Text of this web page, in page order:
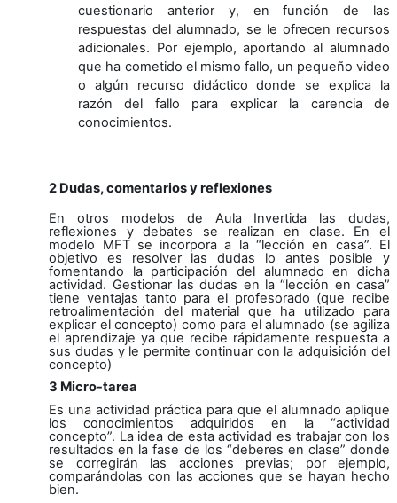
cuestionario anterior y, en función de las
respuestas del alumnado, se le ofrecen recursos
adicionales. Por ejemplo, aportando al alumnado
que ha cometido el mismo fallo, un pequeño video
o algún recurso didáctico donde se explica la
razón del fallo para explicar la carencia de
conocimientos.
2 Dudas, comentarios y reflexiones
En otros modelos de Aula Invertida las dudas,
reflexiones y debates se realizan en clase. En el
modelo MFT se incorpora a la “lección en casa”. El
objetivo es resolver las dudas lo antes posible y
fomentando la participación del alumnado en dicha
actividad. Gestionar las dudas en la “lección en casa”
tiene ventajas tanto para el profesorado (que recibe
retroalimentación del material que ha utilizado para
explicar el concepto) como para el alumnado (se agiliza
el aprendizaje ya que recibe rápidamente respuesta a
sus dudas y le permite continuar con la adquisición del
concepto)
3 Micro-tarea
Es una actividad práctica para que el alumnado aplique
los conocimientos adquiridos en la “actividad
concepto”. La idea de esta actividad es trabajar con los
resultados en la fase de los “deberes en clase” donde
se corregirán las acciones previas; por ejemplo,
comparándolas con las acciones que se hayan hecho
bien.